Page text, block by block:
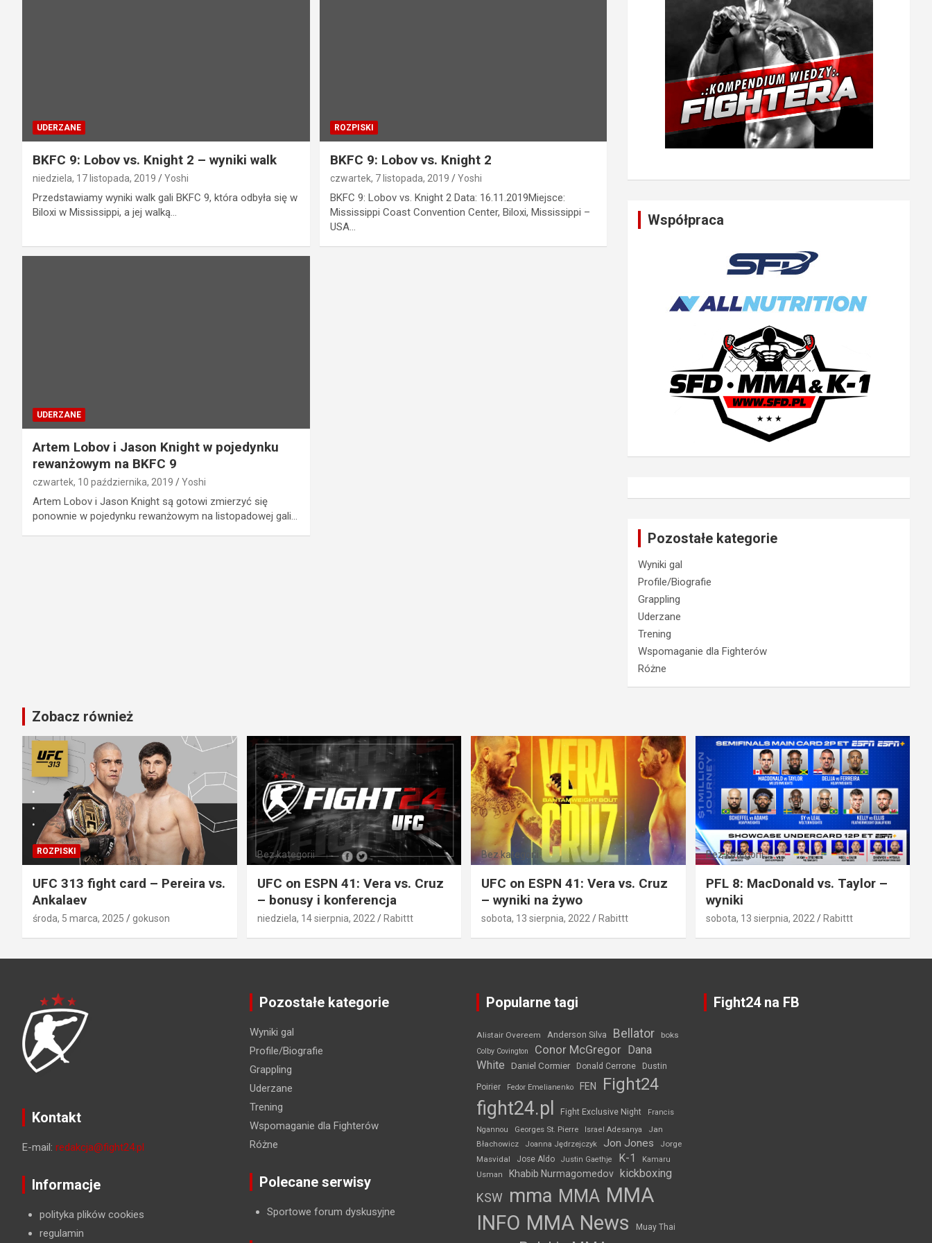
UDERZANE
BKFC 9: Lobov vs. Knight 2 – wyniki walk
niedziela, 17 listopada, 2019 Yoshi
Przedstawiamy wyniki walk gali BKFC 9, która odbyła się w
Biloxi w Mississippi, a jej walką…
ROZPISKI
BKFC 9: Lobov vs. Knight 2
czwartek, 7 listopada, 2019 Yoshi
BKFC 9: Lobov vs. Knight 2 Data: 16.11.2019Miejsce:
Mississippi Coast Convention Center, Biloxi, Mississippi –
USA…
UDERZANE
Artem Lobov i Jason Knight w pojedynku
rewanżowym na BKFC 9
czwartek, 10 października, 2019 Yoshi
Artem Lobov i Jason Knight są gotowi zmierzyć się
ponownie w pojedynku rewanżowym na listopadowej gali…
Współpraca
Pozostałe kategorie
Wyniki gal
Profile/Biografie
Grappling
Uderzane
Trening
Wspomaganie dla Fighterów
Różne
Zobacz również
ROZPISKI
UFC 313 fight card – Pereira vs.
Ankalaev
środa, 5 marca, 2025 gokuson
Bez kategorii
UFC on ESPN 41: Vera vs. Cruz
– bonusy i konferencja
niedziela, 14 sierpnia, 2022 Rabittt
Bez kategorii
UFC on ESPN 41: Vera vs. Cruz
– wyniki na żywo
sobota, 13 sierpnia, 2022 Rabittt
Bez kategorii
PFL 8: MacDonald vs. Taylor –
wyniki
sobota, 13 sierpnia, 2022 Rabittt
Kontakt
E-mail: redakcja@fight24.pl
Informacje
polityka plików cookies
regulamin
Pozostałe kategorie
Wyniki gal
Profile/Biografie
Grappling
Uderzane
Trening
Wspomaganie dla Fighterów
Różne
Polecane serwisy
Sportowe forum dyskusyjne
Popularne tagi
Alistair Overeem Anderson Silva Bellator boks
Colby Covington Conor McGregor Dana
White
Daniel Cormier Donald Cerrone Dustin
Poirier Fedor Emelianenko FEN Fight24
fight24.pl Fight Exclusive Night
Francis
Ngannou
Georges St. Pierre Israel Adesanya
Jan
Błachowicz
Joanna Jędrzejczyk Jon Jones
Jorge
Masvidal
Jose Aldo Justin Gaethje K-1
Kamaru
Usman
Khabib Nurmagomedov kickboxing
KSW mma MMA MMA
INFO MMA News Muay Thai
Fight24 na FB